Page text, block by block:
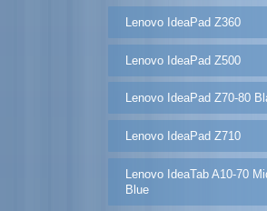
Lenovo IdeaPad Z360
Lenovo IdeaPad Z500
Lenovo IdeaPad Z70-80
Lenovo IdeaPad Z710
Lenovo IdeaTab A10-70
Blue